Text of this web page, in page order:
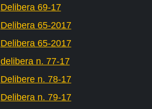
Delibera 69-17
Delibera 65-2017
Delibera 65-2017
delibera n. 77-17
Delibere n. 78-17
Delibera n. 79-17